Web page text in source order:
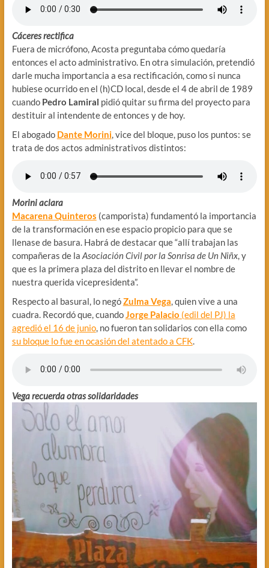
Cáceres rectifica
Fuera de micrófono, Acosta preguntaba cómo quedaría
entonces el acto administrativo. En otra simulación, pretendió
darle mucha importancia a esa rectificación, como si nunca
hubiese ocurrido en el (h)CD local, desde el 4 de abril de 1989
cuando Pedro Lamiral pidió quitar su firma del proyecto para
destituir al intendente de entonces y de hoy.
El abogado Dante Morini, vice del bloque, puso los puntos: se
trata de dos actos administrativos distintos:
Morini aclara
Macarena Quinteros (camporista) fundamentó la importancia
de la transformación en ese espacio propicio para que se
llenase de basura. Habrá de destacar que “allí trabajan las
compañeras de la Asociación Civil por la Sonrisa de Un Niñx, y
que es la primera plaza del distrito en llevar el nombre de
nuestra querida vicepresidenta”.
Respecto al basural, lo negóZulma Vega, quien vive a una
cuadra. Recordó que, cuandoJorge Palacio (edil del PJ) la
agredió el 16 de junio, no fueron tan solidarios con ella como
su bloque lo fue en ocasión del atentado a CFK.
Vega recuerda otras solidaridades